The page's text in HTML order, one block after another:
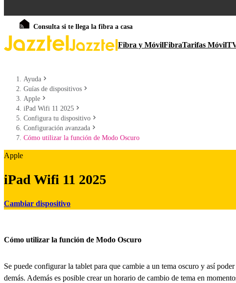
Consulta si te llega la fibra a casa
Fibra y MóvilFibraTarifas Móvil
Ayuda
Guías de dispositivos
Apple
iPad Wifi 11 2025
Configura tu dispositivo
Configuración avanzada
Cómo utilizar la función de Modo Oscuro
Apple
iPad Wifi 11 2025
Cambiar dispositivo
Cómo utilizar la función de Modo Oscuro
Se puede configurar la tablet para que cambie a un tema oscuro y así
demás. Además es posible crear un horario de cambio de tema en